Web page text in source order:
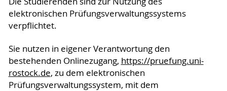
elektronischen Prüfungsverwaltungssystems
verpflichtet.
Sie nutzen in eigener Verantwortung den
bestehenden Onlinezugang, https://pruefung.uni-
rostock.de, zu dem elektronischen
Prüfungsverwaltungssystem, mit dem